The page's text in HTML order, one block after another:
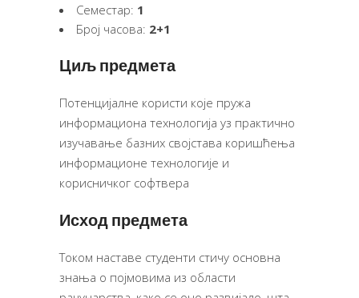
Семестар: 1
Број часова: 2+1
Циљ предмета
Потенцијалне користи које пружа
информациона технологија уз практично
изучавање базних својстава коришћења
информационе технологије и
корисничког софтвера
Исход предмета
Током наставе студенти стичу основна
знања о појмовима из области